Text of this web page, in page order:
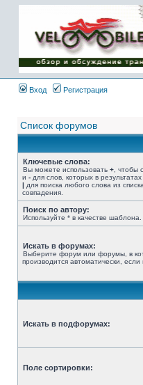
Имя пользователя:
Пароль:
{ LOG_ME_IN_SHORT
}
Вход
Регистрация
Список форумов
Ключевые слова:
Вы можете использовать + , чтобы
и - для слов, которых в
| для поиска любого слова из
совпадения.
Поиск по автору:
Используйте * в качестве шаблона.
Искать в форумах:
Выберите форум или форумы, в
производится автоматически,
Искать в подфорумах:
Поле сортировки: